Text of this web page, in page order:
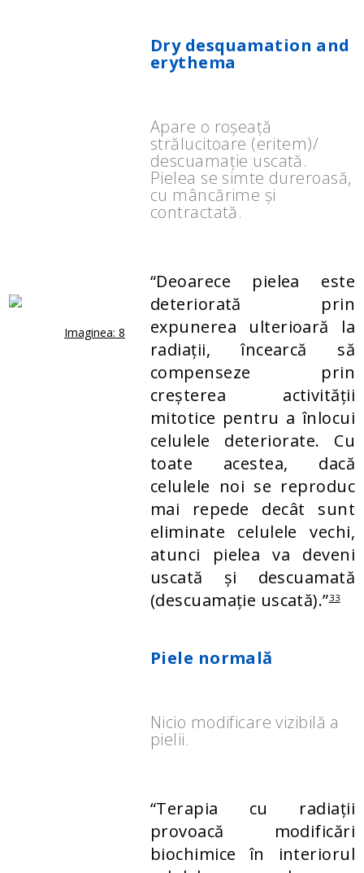
Imaginea: 8
Dry desquamation and
erythema
Apare o roșeață
strălucitoare (eritem)/
descuamație uscată.
Pielea se simte dureroasă,
cu mâncărime și
contractată.
“Deoarece pielea este
deteriorată prin
expunerea ulterioară la
radiații, încearcă să
compenseze prin
creșterea activității
mitotice pentru a înlocui
celulele deteriorate. Cu
toate acestea, dacă
celulele noi se reproduc
mai repede decât sunt
eliminate celulele vechi,
atunci pielea va deveni
uscată și descuamată
(descuamație uscată).”33
Piele normală
Nicio modificare vizibilă a
pielii.
“Terapia cu radiații
provoacă modificări
biochimice în interiorul